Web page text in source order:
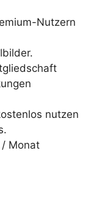
Nutzern
nutzen
/ Monat